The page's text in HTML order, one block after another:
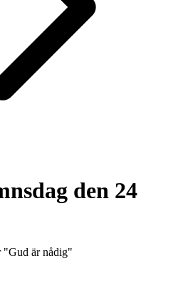
den 24
"Gud är nådig"